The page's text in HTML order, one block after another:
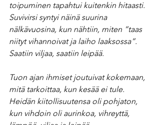
toipuminen tapahtui kuitenkin hitaasti.
Suvivirsi syntyi näinä suurina
nälkävuosina, kun nähtiin, miten ”taas
niityt vihannoivat ja laiho laaksossa”.
Saatiin viljaa, saatiin leipää.
Tuon ajan ihmiset joutuivat kokemaan,
mitä tarkoittaa, kun kesää ei tule.
Heidän kiitollisuutensa oli pohjaton,
kun vihdoin oli aurinkoa, vihreyttä,